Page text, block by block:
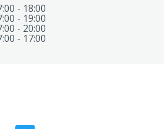
- 18:00
- 19:00
- 20:00
- 17:00